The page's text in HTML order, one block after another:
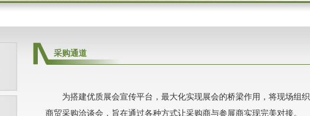
采购通道
为搭建优质展会宣传平台，最大化实现展会的桥梁作用，将现场组织
商贸采购洽谈会，旨在通过各种方式让采购商与参展商实现完美对接。